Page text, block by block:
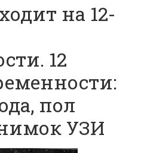
на 12-
12
пол
УЗИ